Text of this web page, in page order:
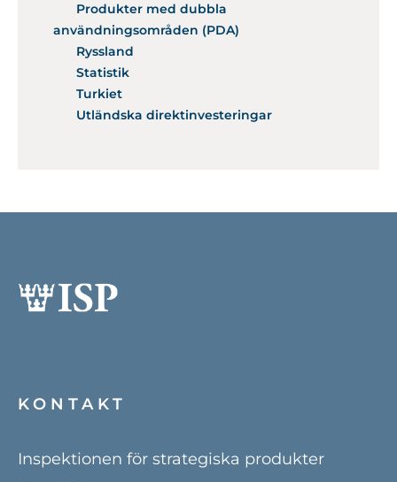
Produkter med dubbla
användningsområden (PDA)
Ryssland
Statistik
Turkiet
Utländska direktinvesteringar
KONTAKT
Inspektionen för strategiska produkter